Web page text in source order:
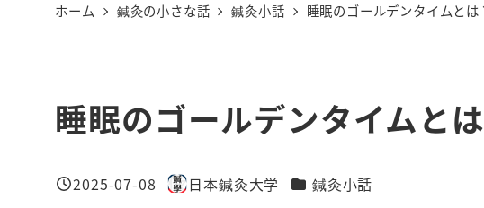
ホーム 鍼灸の小さな話 鍼灸小話 睡眠のゴールデンタイムと
睡眠のゴールデンタイムと
投稿日
2025-07-08
著
日本鍼灸大学 カテゴリー
鍼灸小話